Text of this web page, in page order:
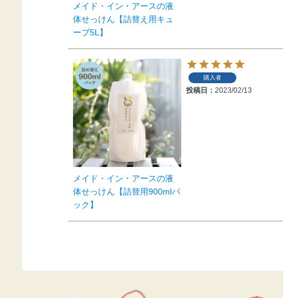
メイド・イン・アースの液
体せっけん【詰替え用キュ
ーブ5L】
メイド・イン・アースの液
体せっけん【詰替用900mlパ
ック】
購入者
投稿日 2023/02/13